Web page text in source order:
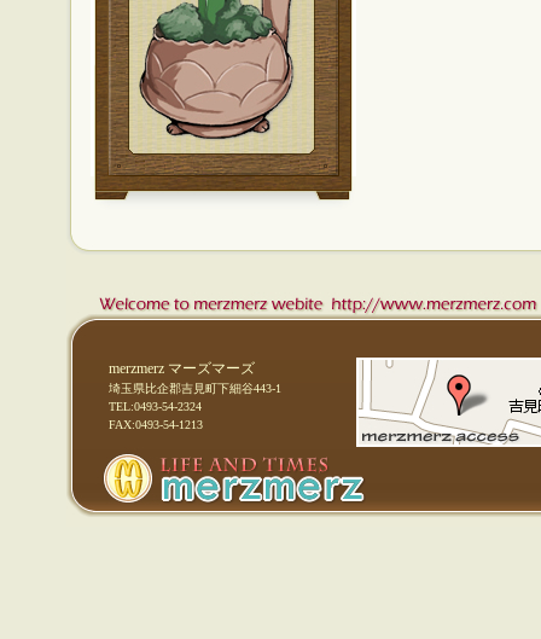
merzmerz マーズマーズ
埼玉県比企郡吉見町下細谷443-1
TEL:0493-54-2324
FAX:0493-54-1213